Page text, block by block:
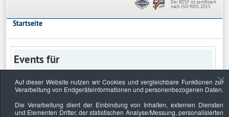
Der BDSF ist zertifiziert
nach ISO 9001:2015
Startseite
Events für
Keine Termine
Auf dieser Website nutzen wir Cookies und vergleichbare Funktionen zur
Verarbeitung von Endgeräteinformationen und personenbezogenen Daten.
Die Verarbeitung dient der Einbindung von Inhalten, externen Diensten
und Elementen Dritter, der statistischen Analyse/Messung, personalisierten